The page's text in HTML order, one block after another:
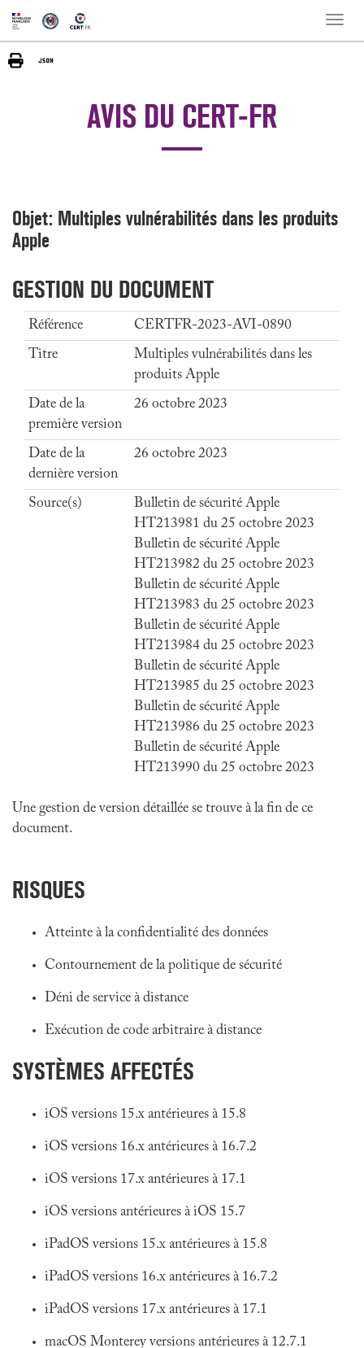
Toggle
AVIS DU CERT-FR
Objet: Multiples vulnérabilités dans les produits
Apple
GESTION DU DOCUMENT
Référence
CERTFR-2023-AVI-0890
Titre
Multiples vulnérabilités dans les
produits Apple
Date de la
première version
26 octobre 2023
Date de la
dernière version
26 octobre 2023
Source(s)
Bulletin de sécurité Apple
HT213981 du 25 octobre 2023
Bulletin de sécurité Apple
HT213982 du 25 octobre 2023
Bulletin de sécurité Apple
HT213983 du 25 octobre 2023
Bulletin de sécurité Apple
HT213984 du 25 octobre 2023
Bulletin de sécurité Apple
HT213985 du 25 octobre 2023
Bulletin de sécurité Apple
HT213986 du 25 octobre 2023
Bulletin de sécurité Apple
HT213990 du 25 octobre 2023
Une gestion de version détaillée se trouve à la fin de ce
document.
RISQUES
Atteinte à la confidentialité des données
Contournement de la politique de sécurité
Déni de service à distance
Exécution de code arbitraire à distance
SYSTÈMES AFFECTÉS
iOS versions 15.x antérieures à 15.8
iOS versions 16.x antérieures à 16.7.2
iOS versions 17.x antérieures à 17.1
iOS versions antérieures à iOS 15.7
iPadOS versions 15.x antérieures à 15.8
iPadOS versions 16.x antérieures à 16.7.2
iPadOS versions 17.x antérieures à 17.1
macOS Monterey versions antérieures à 12.7.1